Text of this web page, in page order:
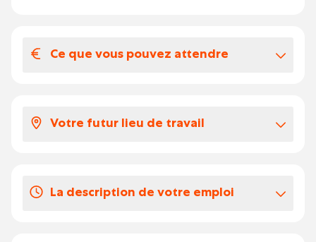
Ce que vous pouvez attendre
Contrat : CDI après interim.
Avantages : Remboursement des frais de
déplacement et chèques repas.
Votre futur lieu de travail
La description de votre emploi